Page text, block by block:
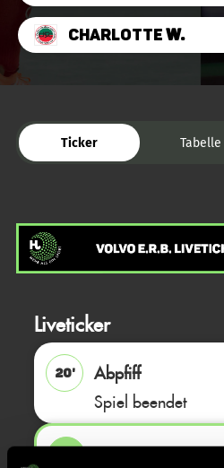
CharlotteW.
Ticker Tabelle
Liveticker
20'
Abpfiff
Spiel beendet